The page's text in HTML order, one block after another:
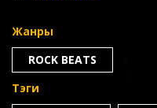
Жанры
ROCK BEATS
Тэги